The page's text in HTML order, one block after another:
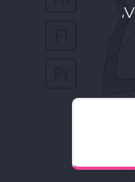
الاستضافة المشتركة Shared Hosting، والاستضافة على خادم خاص افتراضي VPS،